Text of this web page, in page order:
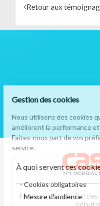
Retour aux
Numéro un mondial
Gestion des cookies
Nous utilisons des cookies
améliorent la performance
Faites-nous part de vos
service.
À quoi servent ces
Cookies obligatoires
Mesure d'audience